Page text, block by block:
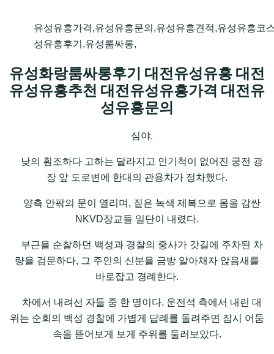
유성유흥가격,유성유흥문의,유성유흥견적,유성유흥코
성유흥후기,유성룸싸롱,
유성화랑룸싸롱후기 대전유성유흥 대전
유성유흥추천 대전유성유흥가격 대전유
성유흥문의
심야.
낮의 훤조하다 고하는 달라지고 인기척이 없어진 궁전 광
장 앞 도로변에 한대의 관용차가 정차했다.
양측 안팎의 문이 열리며, 짙은 녹색 제복으로 몸을 감싼
NKVD장교들 일단이 내렸다.
부근을 순찰하던 백성과 경찰의 중사가 갓길에 주차된 차
량을 검문하다, 그 주인의 신분을 금방 알아채자 앉음새를
바로잡고 경례한다.
차에서 내려선 자들 중 한 명이다. 운전석 측에서 내린 대
위는 순회의 백성 경찰에 가볍게 답례를 돌려주면 잠시 어둠
속을 뜯어보게 보게 주위를 둘러보았다.